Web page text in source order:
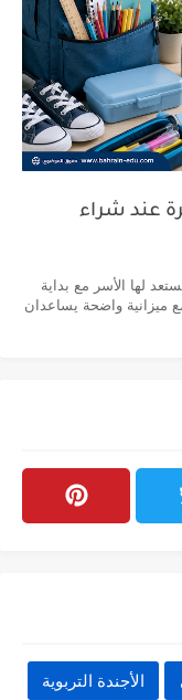
عند شراء
لها الأسر مع بداية
واضحة يساعدان
الأجندة التربوية